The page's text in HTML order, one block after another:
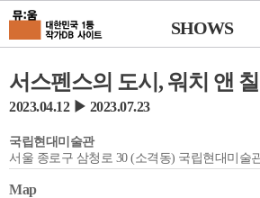
SHOWS
서스펜스의 도시, 워치 앤 칠
2023.04.12 ▶ 2023.07.23
국립현대미술관
서울 종로구 삼청로 30 (소격동) 국립현대미술
Map